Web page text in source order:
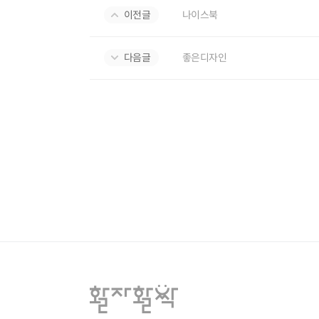
이전글 나이스북
다음글 좋은디자인